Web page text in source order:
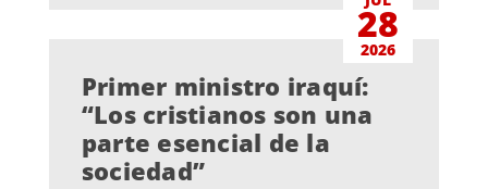
28
2026
Primer ministro iraquí:
“Los cristianos son una
parte esencial de la
sociedad”